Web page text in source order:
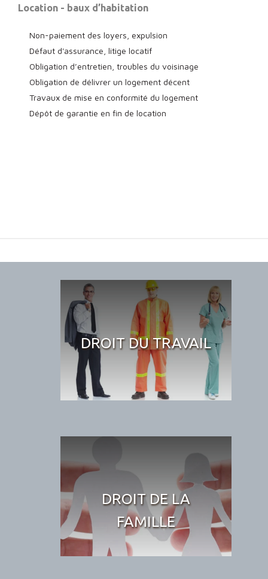
Location - baux d’habitation
Non-paiement des loyers, expulsion
Défaut d'assurance, litige locatif
Obligation d’entretien, troubles du voisinage
Obligation de délivrer un logement décent
Travaux de mise en conformité du logement
Dépôt de garantie en fin de location
DROIT DU TRAVAIL
DROIT DE LA
FAMILLE